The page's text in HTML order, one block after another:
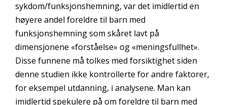
sykdom/funksjonshemning, var det imidlertid en
høyere andel foreldre til barn med
funksjonshemning som skåret lavt på
dimensjonene «forståelse» og «meningsfullhet».
Disse funnene må tolkes med forsiktighet siden
denne studien ikke kontrollerte for andre faktorer,
for eksempel utdanning, i analysene. Man kan
imidlertid spekulere på om foreldre til barn med